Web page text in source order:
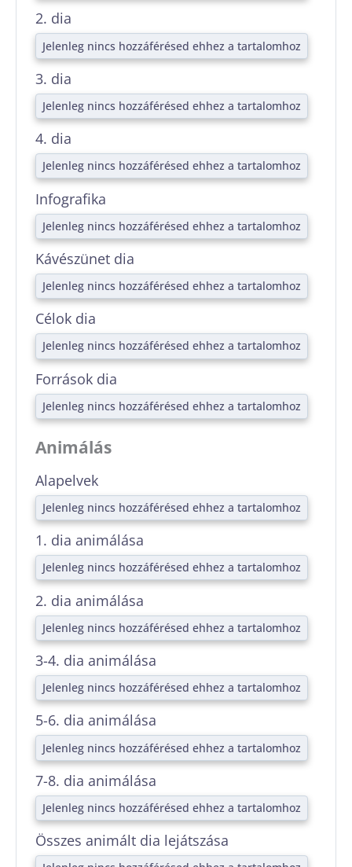
2. dia
Jelenleg nincs hozzáférésed ehhez a tartalomhoz
3. dia
Jelenleg nincs hozzáférésed ehhez a tartalomhoz
4. dia
Jelenleg nincs hozzáférésed ehhez a tartalomhoz
Infografika
Jelenleg nincs hozzáférésed ehhez a tartalomhoz
Kávészünet dia
Jelenleg nincs hozzáférésed ehhez a tartalomhoz
Célok dia
Jelenleg nincs hozzáférésed ehhez a tartalomhoz
Források dia
Jelenleg nincs hozzáférésed ehhez a tartalomhoz
Animálás
Alapelvek
Jelenleg nincs hozzáférésed ehhez a tartalomhoz
1. dia animálása
Jelenleg nincs hozzáférésed ehhez a tartalomhoz
2. dia animálása
Jelenleg nincs hozzáférésed ehhez a tartalomhoz
3-4. dia animálása
Jelenleg nincs hozzáférésed ehhez a tartalomhoz
5-6. dia animálása
Jelenleg nincs hozzáférésed ehhez a tartalomhoz
7-8. dia animálása
Jelenleg nincs hozzáférésed ehhez a tartalomhoz
Összes animált dia lejátszása